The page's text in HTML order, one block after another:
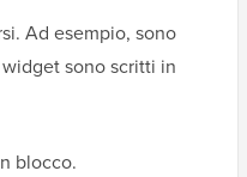
Ad esempio, sono
sono scritti in
blocco.